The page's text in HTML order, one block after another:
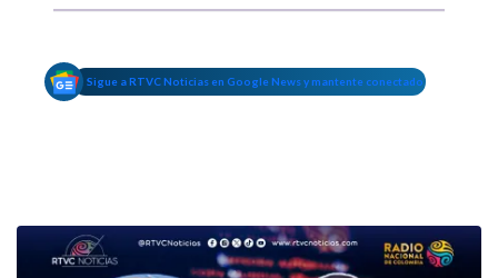
Sigue a RTVC Noticias en Google News y mantente conectado